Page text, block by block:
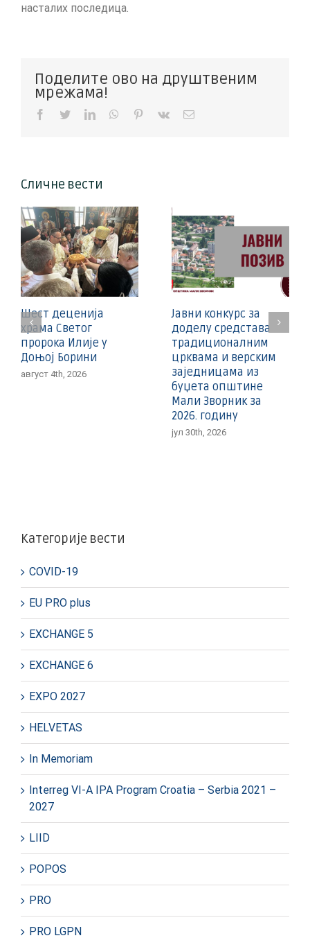
насталих последица.
Поделите ово на друштвеним
мрежама!
Facebook
TwitterLinkedInWhatsApp
Pinterest
Vk
Е-
Сличне вести
Шест деценија
храма Светог
пророка Илије у
Доњој Борини
август 4th, 2026
Јавни конкурс за
доделу средстава
традиционалним
црквама и верским
заједницама из
буџета општине
Мали Зворник за
2026. годину
јул 30th, 2026
Категорије вести
COVID-19
EU PRO plus
EXCHANGE 5
EXCHANGE 6
EXPO 2027
HELVETAS
In Memoriam
Interreg VI-A IPA Program Croatia – Serbia 2021 –
2027
LIID
POPOS
PRO
PRO LGPN